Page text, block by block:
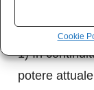
Cookie
Come ne
1) In
potere